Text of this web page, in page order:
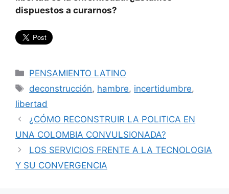
dispuestos a curarnos?
Categorías
PENSAMIENTO LATINO
Etiquetas
deconstrucción, hambre, incertidumbre,
libertad
¿CÓMO RECONSTRUIR LA POLITICA EN
UNA COLOMBIA CONVULSIONADA?
LOS SERVICIOS FRENTE A LA TECNOLOGIA
Y SU CONVERGENCIA